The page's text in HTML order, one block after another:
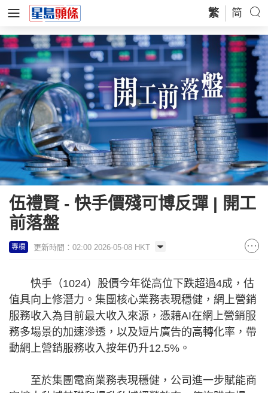
繁 简
伍禮賢 - 快手價殘可博反彈 | 開工
前落盤
專欄 更新時間：02:00 2026-05-08 HKT
快手（1024）股價今年從高位下跌超過4成，估
值具向上修潛力。集團核心業務表現穩健，網上營銷
服務收入為目前最大收入來源，憑藉AI在網上營銷服
務多場景的加速滲透，以及短片廣告的高轉化率，帶
動網上營銷服務收入按年仍升12.5%。
至於集團電商業務表現穩健，公司進一步賦能商